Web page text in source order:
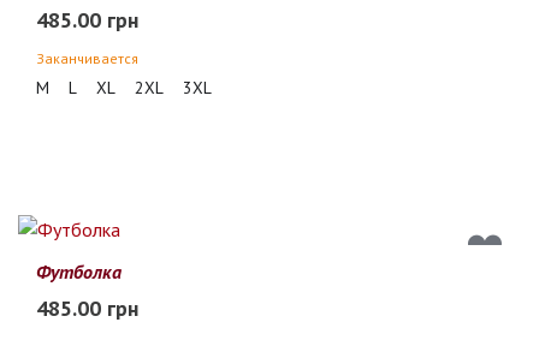
485.00 грн
Заканчивается
M L XL 2XL 3XL
Футболка
485.00 грн